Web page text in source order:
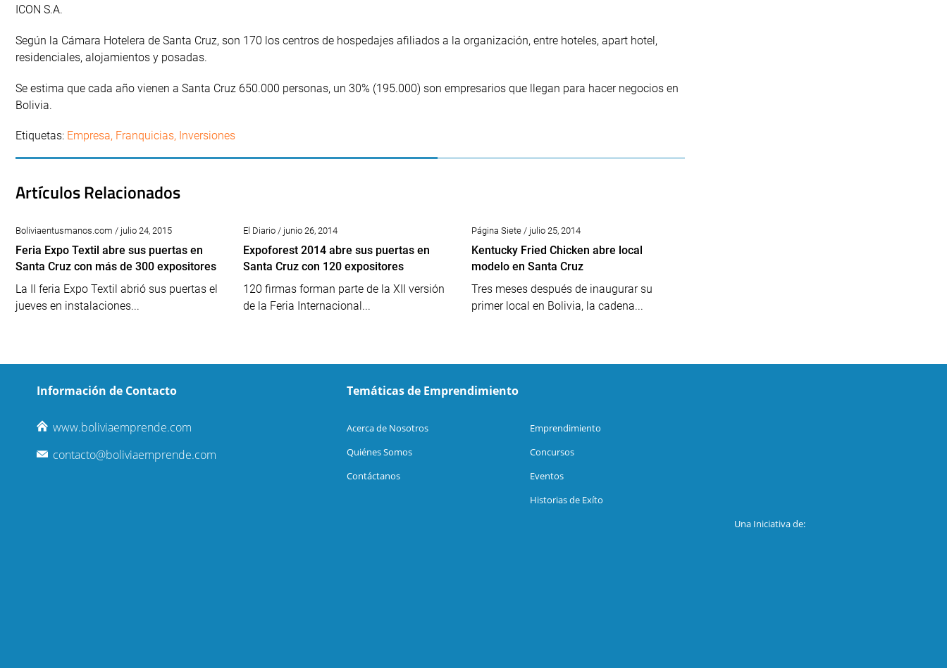
ICON S.A.
Según la Cámara Hotelera de Santa Cruz, son 170 los centros de hospedajes afiliados a la organización, entre hoteles, apart hotel,
residenciales, alojamientos y posadas.
Se estima que cada año vienen a Santa Cruz 650.000 personas, un 30% (195.000) son empresarios que llegan para hacer negocios en
Bolivia.
Etiquetas: Empresa, Franquicias, Inversiones
Artículos Relacionados
Boliviaentusmanos.com / julio 24, 2015
Feria Expo Textil abre sus puertas en
Santa Cruz con más de 300 expositores
La II feria Expo Textil abrió sus puertas el
jueves en instalaciones...
El Diario / junio 26, 2014
Expoforest 2014 abre sus puertas en
Santa Cruz con 120 expositores
120 firmas forman parte de la XII versión
de la Feria Internacional...
Página Siete / julio 25, 2014
Kentucky Fried Chicken abre local
modelo en Santa Cruz
Tres meses después de inaugurar su
primer local en Bolivia, la cadena...
Información de Contacto
www.boliviaemprende.com
contacto@boliviaemprende.com
Temáticas de Emprendimiento
Acerca de Nosotros
Quiénes Somos
Contáctanos
Emprendimiento
Concursos
Eventos
Historias de Exíto
Una Iniciativa de: